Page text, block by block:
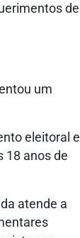
de
um
eleitoral e
18 anos de
atende a